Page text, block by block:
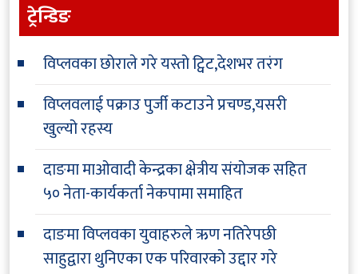
ट्रेन्डिङ
विप्लवका छोराले गरे यस्तो ट्विट,देशभर तरंग
विप्लवलाई पक्राउ पुर्जी कटाउने प्रचण्ड,यसरी
खुल्यो रहस्य
दाङमा माओवादी केन्द्रका क्षेत्रीय संयोजक सहित
५० नेता-कार्यकर्ता नेकपामा समाहित
दाङमा विप्लवका युवाहरुले ऋण नतिरेपछी
साहुद्वारा थुनिएका एक परिवारको उद्दार गरे